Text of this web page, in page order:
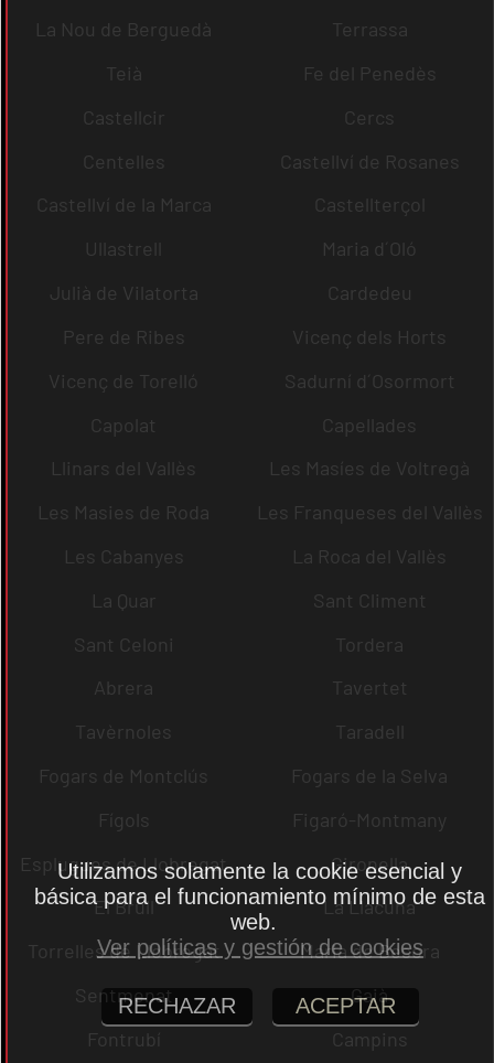
La Nou de Berguedà
Terrassa
Teià
Fe del Penedès
Castellcir
Cercs
Centelles
Castellví de Rosanes
Castellví de la Marca
Castellterçol
Ullastrell
Maria d´Oló
Julià de Vilatorta
Cardedeu
Pere de Ribes
Vicenç dels Horts
Vicenç de Torelló
Sadurní d´Osormort
Capolat
Capellades
Llinars del Vallès
Les Masíes de Voltregà
Les Masies de Roda
Les Franqueses del Vallès
Les Cabanyes
La Roca del Vallès
La Quar
Sant Climent
Sant Celoni
Tordera
Abrera
Tavertet
Tavèrnoles
Taradell
Fogars de Montclús
Fogars de la Selva
Fígols
Figaró-Montmany
Esplugues de Llobregat
Gironella
El Brull
La Llacuna
Torrelles de Llobregat
Maria de Besora
Sentmenat
Gaià
Fontrubí
Campins
Utilizamos solamente la cookie esencial y
básica para el funcionamiento mínimo de esta
web.
Ver políticas y gestión de cookies
RECHAZAR ACEPTAR